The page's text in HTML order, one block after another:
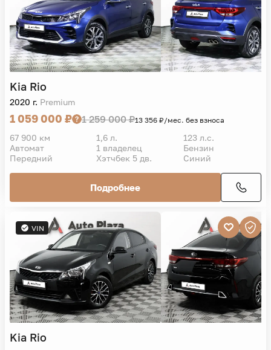
Kia Rio
2020 г. Premium
1 059 000 ₽ 1 259 000 ₽13 356 ₽/мес. без взноса
67 900 км 1,6 л.
123 л.с.
Автомат
1 владелец
Бензин
Передний
Хэтчбек 5 дв. Синий
Подробнее
VIN
Kia Rio